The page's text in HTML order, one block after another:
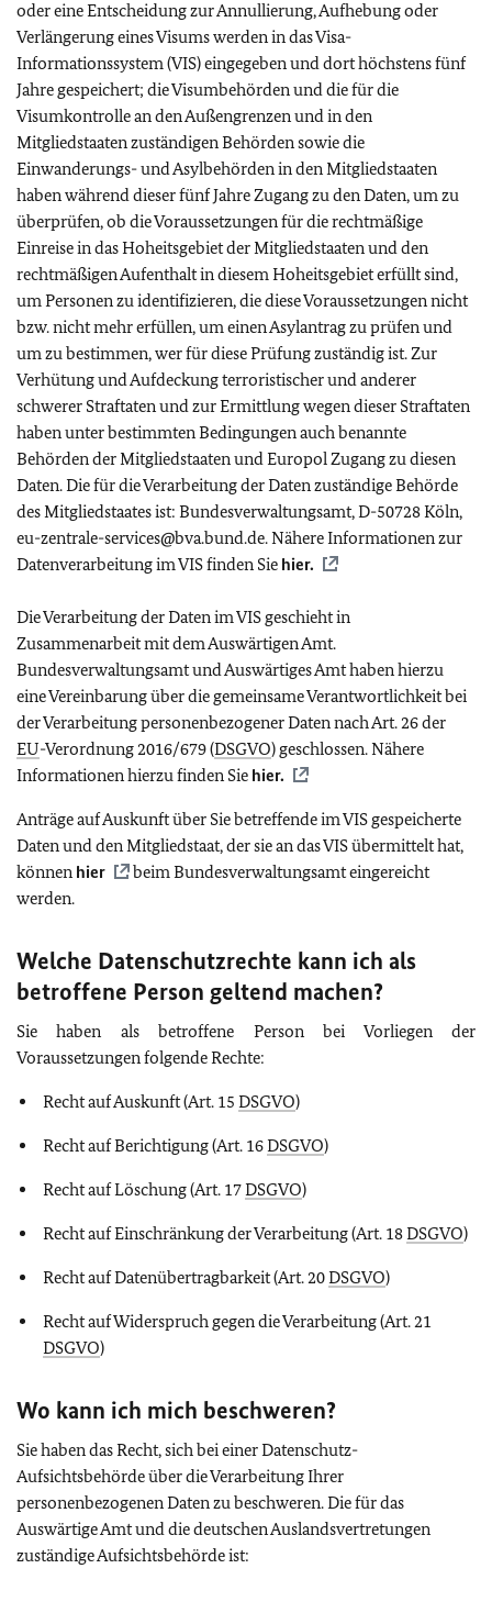
oder eine Entscheidung zur Annullierung, Aufhebung oder
Verlängerung eines Visums werden in das Visa-
Informationssystem (VIS) eingegeben und dort höchstens fünf
Jahre gespeichert; die Visumbehörden und die für die
Visumkontrolle an den Außengrenzen und in den
Mitgliedstaaten zuständigen Behörden sowie die
Einwanderungs- und Asylbehörden in den Mitgliedstaaten
haben während dieser fünf Jahre Zugang zu den Daten, um zu
überprüfen, ob die Voraussetzungen für die rechtmäßige
Einreise in das Hoheitsgebiet der Mitgliedstaaten und den
rechtmäßigen Aufenthalt in diesem Hoheitsgebiet erfüllt sind,
um Personen zu identifizieren, die diese Voraussetzungen nicht
bzw. nicht mehr erfüllen, um einen Asylantrag zu prüfen und
um zu bestimmen, wer für diese Prüfung zuständig ist. Zur
Verhütung und Aufdeckung terroristischer und anderer
schwerer Straftaten und zur Ermittlung wegen dieser Straftaten
haben unter bestimmten Bedingungen auch benannte
Behörden der Mitgliedstaaten und Europol Zugang zu diesen
Daten. Die für die Verarbeitung der Daten zuständige Behörde
des Mitgliedstaates ist: Bundesverwaltungsamt, D-50728 Köln,
eu-zentrale-services@bva.bund.de. Nähere Informationen zur
Datenverarbeitung im VIS finden Sie hier.
Die Verarbeitung der Daten im VIS geschieht in
Zusammenarbeit mit dem Auswärtigen Amt.
Bundesverwaltungsamt und Auswärtiges Amt haben hierzu
eine Vereinbarung über die gemeinsame Verantwortlichkeit bei
der Verarbeitung personenbezogener Daten nach Art. 26 der
EU-Verordnung 2016/679 (DSGVO) geschlossen. Nähere
Informationen hierzu finden Sie hier.
Anträge auf Auskunft über Sie betreffende im VIS gespeicherte
Daten und den Mitgliedstaat, der sie an das VIS übermittelt hat,
können hier
beim Bundesverwaltungsamt eingereicht
werden.
Welche Datenschutzrechte kann ich als
betroffene Person geltend machen?
Sie haben als betroffene Person bei Vorliegen der
Voraussetzungen folgende Rechte:
Recht auf Auskunft (Art. 15 DSGVO)
Recht auf Berichtigung (Art. 16DSGVO)
Recht auf Löschung (Art. 17DSGVO)
Recht auf Einschränkung der Verarbeitung (Art. 18DSGVO)
Recht auf Datenübertragbarkeit (Art. 20DSGVO)
Recht auf Widerspruch gegen die Verarbeitung (Art. 21
DSGVO)
Wo kann ich mich beschweren?
Sie haben das Recht, sich bei einer Datenschutz-
Aufsichtsbehörde über die Verarbeitung Ihrer
personenbezogenen Daten zu beschweren. Die für das
Auswärtige Amt und die deutschen Auslandsvertretungen
zuständige Aufsichtsbehörde ist: